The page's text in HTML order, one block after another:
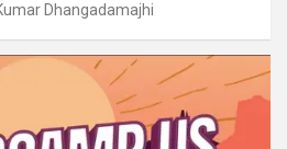
Dhangadamajhi